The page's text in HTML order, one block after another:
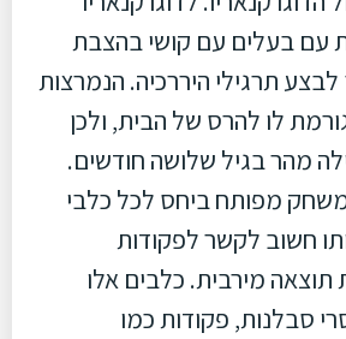
עם בעלים עם קושי בהצבת
לבצע תרגילי היררכיה. הנמרצות
לו להרס של הבית, ולכן
מהר בגיל שלושה חודשים.
משחק מפותח ביחס לכל כלבי
חשוב לקשר לפקודות
מירבית. כלבים אלו
סבלנות, פקודות כמו